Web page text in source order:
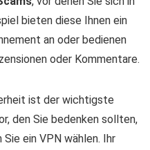
bieten diese Ihnen ein
an oder bedienen
oder Kommentare.
ist der wichtigste
den Sie bedenken sollten,
Sie ein VPN wählen. Ihr